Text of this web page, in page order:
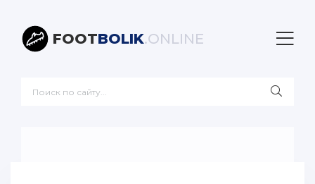
FOOTBOLIK.ONLINE